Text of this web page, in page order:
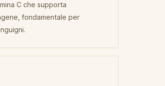
C che supporta
fondamentale per